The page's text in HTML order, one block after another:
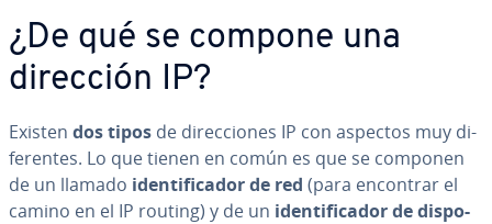
¿De qué se compone una
dirección IP?
Existen dos tipos de di­re­c­cio­nes IP con aspectos muy di­
fe­re­n­tes. Lo que tienen en común es que se componen
de un llamado ide­n­ti­fi­ca­dor de red (para encontrar el
camino en el IP routing) y de un ide­n­ti­fi­ca­dor de di­s­po­